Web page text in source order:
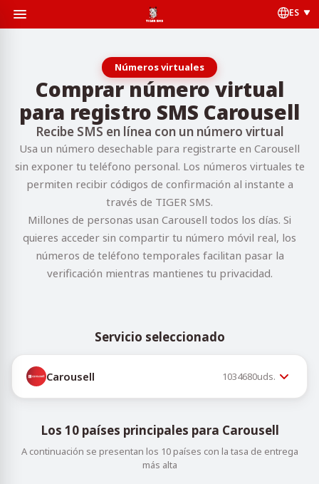
ES
Números virtuales
Comprar número virtual
para registro SMS Carousell
Recibe SMS en línea con un número virtual
Usa un número desechable para registrarte en Carousell
sin exponer tu teléfono personal. Los números virtuales te
permiten recibir códigos de confirmación al instante a
través de TIGER SMS.
Millones de personas usan Carousell todos los días. Si
quieres acceder sin compartir tu número móvil real, los
números de teléfono temporales facilitan pasar la
verificación mientras mantienes tu privacidad.
Servicio seleccionado
Carousell 1034680uds.
Los 10 países principales para Carousell
A continuación se presentan los 10 países con la tasa de entrega
más alta